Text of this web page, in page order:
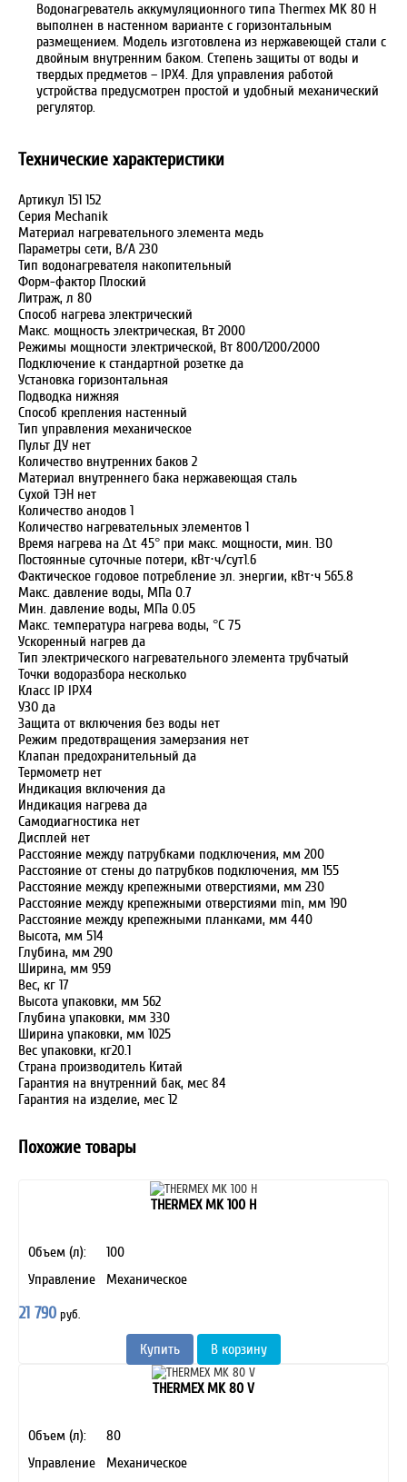
Водонагреватель аккумуляционного типа Thermex MK 80 H
выполнен в настенном варианте с горизонтальным
размещением. Модель изготовлена из нержавеющей стали с
двойным внутренним баком. Степень защиты от воды и
твердых предметов – IPX4. Для управления работой
устройства предусмотрен простой и удобный механический
регулятор.
Технические характеристики
Артикул 151 152
Серия Mechanik
Материал нагревательного элемента медь
Параметры сети, В/А 230
Тип водонагревателя накопительный
Форм-фактор Плоский
Литраж, л 80
Способ нагрева электрический
Макс. мощность электрическая, Вт 2000
Режимы мощности электрической, Вт 800/1200/2000
Подключение к стандартной розетке да
Установка горизонтальная
Подводка нижняя
Способ крепления настенный
Тип управления механическое
Пульт ДУ нет
Количество внутренних баков 2
Материал внутреннего бака нержавеющая сталь
Сухой ТЭН нет
Количество анодов 1
Количество нагревательных элементов 1
Время нагрева на ∆t 45° при макс. мощности, мин. 130
Постоянные суточные потери, кВт⋅ч/сут1.6
Фактическое годовое потребление эл. энергии, кВт⋅ч 565.8
Макс. давление воды, МПа 0.7
Мин. давление воды, МПа 0.05
Макс. температура нагрева воды, °С 75
Ускоренный нагрев да
Тип электрического нагревательного элемента трубчатый
Точки водоразбора несколько
Класс IP IPX4
УЗО да
Защита от включения без воды нет
Режим предотвращения замерзания нет
Клапан предохранительный да
Термометр нет
Индикация включения да
Индикация нагрева да
Самодиагностика нет
Дисплей нет
Расстояние между патрубками подключения, мм 200
Расстояние от стены до патрубков подключения, мм 155
Расстояние между крепежными отверстиями, мм 230
Расстояние между крепежными отверстиями min, мм 190
Расстояние между крепежными планками, мм 440
Высота, мм 514
Глубина, мм 290
Ширина, мм 959
Вес, кг 17
Высота упаковки, мм 562
Глубина упаковки, мм 330
Ширина упаковки, мм 1025
Вес упаковки, кг20.1
Страна производитель Китай
Гарантия на внутренний бак, мес 84
Гарантия на изделие, мес 12
Похожие товары
THERMEX MK 100 H
Объем (л):
100
Управление
Механическое
21 790 руб.
Купить В корзину
THERMEX MK 80 V
Объем (л):
80
Управление
Механическое